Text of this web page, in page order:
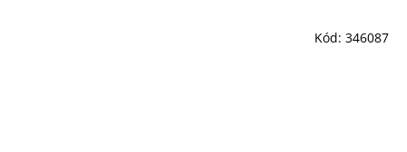
Kód: 346087